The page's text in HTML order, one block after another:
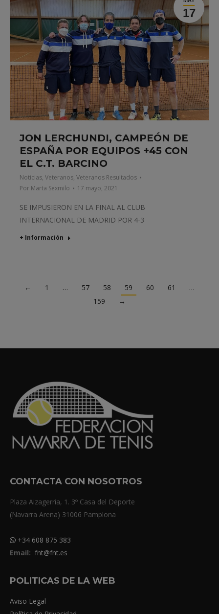
17
JON LERCHUNDI, CAMPEÓN DE
ESPAÑA POR EQUIPOS +45 CON
EL C.T. BARCINO
Noticias, Veteranos, Veteranos Resultados
Por Marta Sexmilo 17 mayo, 2021
SE IMPUSIERON EN LA FINAL AL CLUB
INTERNACIONAL DE MADRID POR 4-3
+ Información
← 1 … 57 58 59 60 61
…
159
→
CONTACTA CON NOSOTROS
Plaza Aizagerria, 1. 3º Casa del Deporte
(Navarra Arena) 31006 Pamplona
+34 608 875 383
Email: fnt@fnt.es
POLITICAS DE LA WEB
Aviso Legal